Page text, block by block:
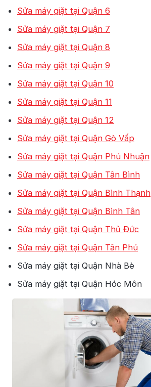
Sửa máy giặt tại Quận 6
Sửa máy giặt tại Quận 7
Sửa máy giặt tại Quận 8
Sửa máy giặt tại Quận 9
Sửa máy giặt tại Quận 10
Sửa máy giặt tại Quận 11
Sửa máy giặt tại Quận 12
Sửa máy giặt tại Quận Gò Vấp
Sửa máy giặt tại Quận Phú Nhuận
Sửa máy giặt tại Quận Tân Bình
Sửa máy giặt tại Quận Bình Thạnh
Sửa máy giặt tại Quận Bình Tân
Sửa máy giặt tại Quận Thủ Đức
Sửa máy giặt tại Quận Tân Phú
Sửa máy giặt tại Quận Nhà Bè
Sửa máy giặt tại Quận Hóc Môn